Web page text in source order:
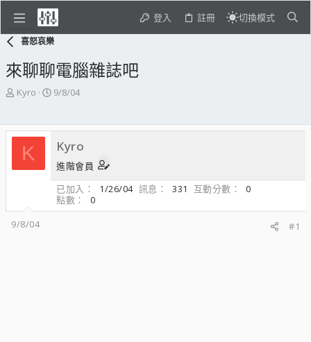
登入 註冊 切換模式
喜怒哀樂
來聊聊電腦雜誌吧
主
起
人
Kyro
開
期
9/8/04
K Kyro
進階會員
已加入
1/26/04 訊息 331 互動分數
0
點數
0
9/8/04
#1